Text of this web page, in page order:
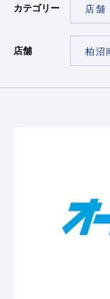
カテゴリー
店舗